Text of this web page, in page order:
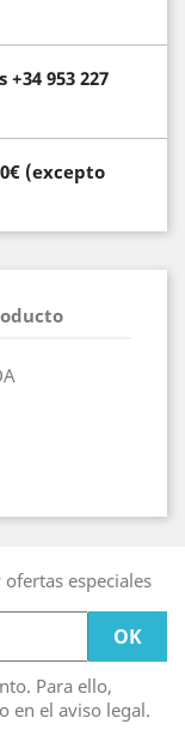
953 227
(excepto
especiales
Para ello,
en el aviso legal.